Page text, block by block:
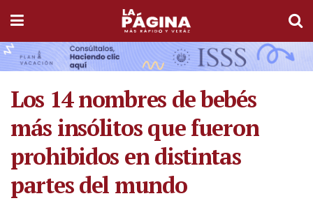
Los 14 nombres de bebés
más insólitos que fueron
prohibidos en distintas
partes del mundo